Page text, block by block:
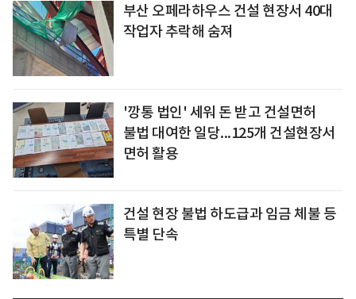
부산 오페라하우스 건설 현장서 40대
작업자 추락해 숨져
'깡통 법인' 세워 돈 받고 건설면허
불법 대여한 일당...125개 건설현장서
면허 활용
건설 현장 불법 하도급과 임금 체불 등
특별 단속